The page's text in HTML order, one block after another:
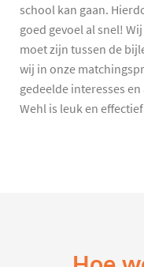
school kan gaan.
goed gevoel al snel!
moet zijn tussen de
wij in onze
gedeelde interesses
Wehl is leuk en